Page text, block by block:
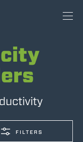
FILTERS